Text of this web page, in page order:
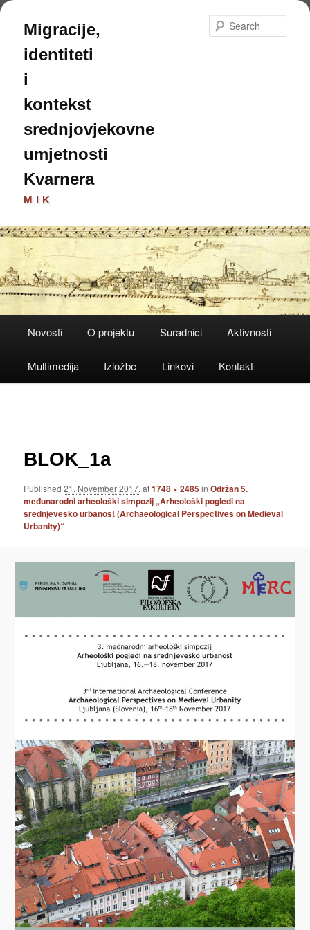
Skip
primary
content
Migracije,
identiteti
i
kontekst
srednjovjekovne
umjetnosti
Kvarnera
MIK
Novosti O projektu Suradnici Aktivnosti
Multimedija Izložbe Linkovi Kontakt
BLOK_1a
Published21. November 2017. at1748 × 2485inOdržan 5.
međunarodni arheološki simpozij „Arheološki pogledi na
srednjeveško urbanost (Archaeological Perspectives on Medieval
Urbanity)“